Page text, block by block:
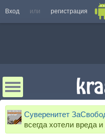
Вход или регистрация
Суверенитет
всегда хотели вреда